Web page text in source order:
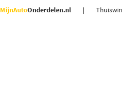
MijnAutoOnderdelen.nl